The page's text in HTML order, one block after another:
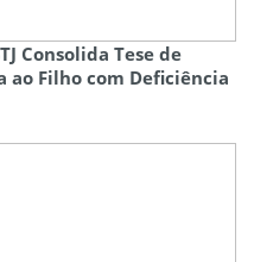
Consolida Tese de
ao Filho com Deficiência